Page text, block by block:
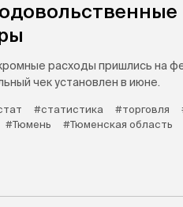
расходы пришлись на
чек установлен в июне.
#статистика #торговля
#Тюмень #Тюменская область